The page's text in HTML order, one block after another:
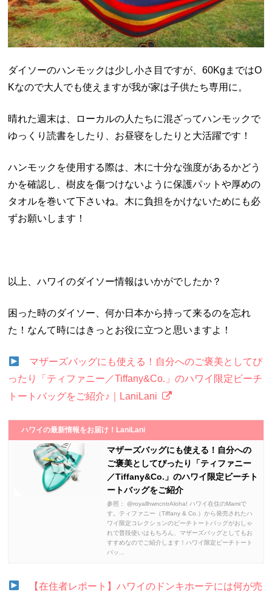
ダイソーのハンモックは少し小さ目ですが、60KgまではO
Kなので大人でも使えますが我が家は子供たち専用に。
晴れた週末は、ローカルの人たちに混ざってハンモックで
ゆっくり読書をしたり、お昼寝をしたりと大活躍です！
ハンモックを使用する際は、木に十分な強度があるかどう
かを確認し、樹皮を傷つけないように保護パットや厚めの
タオルを巻いて下さいね。木に負担をかけないためにも必
ずお願いします！
以上、ハワイのダイソー情報はいかがでしたか？
困った時のダイソー、何か日本から持って来るのを忘れ
た！なんて時にはきっとお役に立つと思いますよ！
マザーズバッグにも使える！自分へのご褒美としてぴ
ったり「ティファニー／Tiffany&Co.」のハワイ限定ビーチ
トートバッグをご紹介♪｜LaniLani
ハワイの最新情報をお届け！LaniLani
マザーズバッグにも使える！自分への
ご褒美としてぴったり「ティファニー
／Tiffany&Co.」のハワイ限定ビーチト
ートバッグをご紹介
参照： @royallhwncntrAloha! ハワイ在住のMamiで
す。ティファニー（Tiffany & Co.）から発売されたハ
ワイ限定コレクションのビーチトートバッグがおしゃ
れで普段使いはもちろん、マザーズバッグとしてもお
すすめなのでご紹介します！ハワイ限定ビーチトート
バッ...
【在住者レポート】ハワイのドンキホーテには何が売